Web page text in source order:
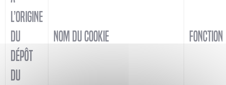
l’origine
du
dépôt
du
Nom du cookie Fonction